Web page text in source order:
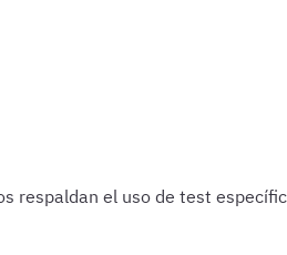
respaldan el uso de test